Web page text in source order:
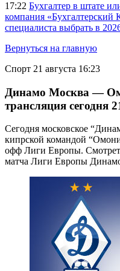
17:22 Бухгалтер в штате
компания «Бухгалтерский
специалиста выбрать в
Вернуться на главную
Спорт 21 августа 16:23
Динамо Москва —
трансляция сегодня
Сегодня московское
кипрской командой
офф Лиги Европы.
матча Лиги Европы